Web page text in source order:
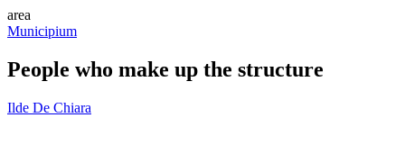
area
Municipium
People who make up the structure
Ilde De Chiara